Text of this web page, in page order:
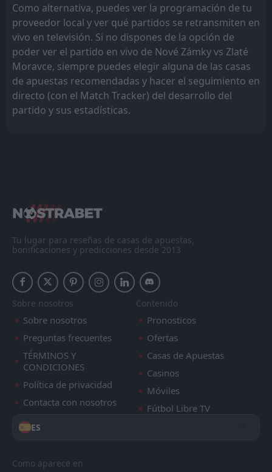
Como alternativa, puedes ver la programación de tu
proveedor local y ver qué partidos se retransmiten en
vivo en televisión. Si no dispones de la opción de
poder ver el partido en vivo de Nové Zámky vs Zlaté
Moravce, siempre puedes elegir alguna de las casas
de apuestas recomendadas y hacer el seguimiento en
directo (con el Match Tracker) del desarrollo del
partido y sus estadísticas.
Tu lugar para reseñas de casas de apuestas,
bonificaciones y predicciones desde 2013
Sobre nosotros
Sobre nosotros
Preguntas frecuentes
TÉRMINOS Y
CONDICIONES
Política de privacidad
Contacta con nosotros
Contenido
Pronosticos
Ofertas
Casas de Apuestas
Casinos
Móviles
Fútbol Libre TV
ES
Como aparece en